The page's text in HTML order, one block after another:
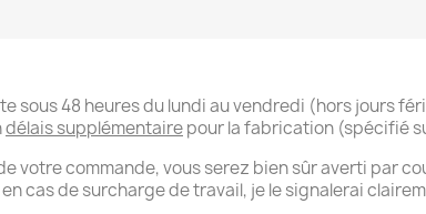
sous 48 heures du lundi au vendredi (hors jours
délais supplémentairepour la fabrication (spécifié
votre commande, vous serez bien sûr averti par
cas de surcharge de travail, je le signalerai